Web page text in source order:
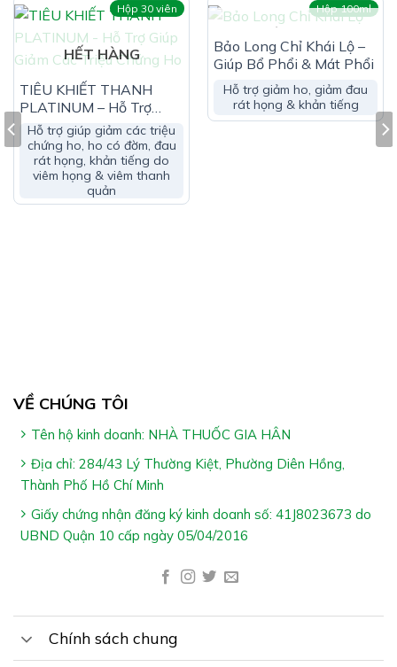
Công Dụng SIRO ONG VÀNG PLUS:
Hỗ trợ giảm ho & giảm đờm
Hỗ trợ giảm đau rát họng khản tiếng do viêm họng &
viêm phế quản
Ai Nên Dùng SIRO ONG VÀNG PLUS:
Hộp 30 viên
HẾT HÀNG
TIÊU KHIẾT THANH
PLATINUM – Hỗ Trợ
Giúp Giảm Các Triệu
Chứng Ho
Hỗ trợ giúp giảm các triệu
chứng ho, ho có đờm, đau
rát họng, khản tiếng do
viêm họng & viêm thanh
quản
Hộp 100ml
HẾT HÀNG
Bảo Long Chỉ Khái Lộ –
Giúp Bổ Phổi & Mát Phổi
Hỗ trợ giảm ho, giảm đau
rát họng & khản tiếng
VỀ CHÚNG TÔI
Tên hộ kinh doanh: NHÀ THUỐC GIA HÂN
Địa chỉ: 284/43 Lý Thường Kiệt, Phường Diên Hồng,
Thành Phố Hồ Chí Minh
Giấy chứng nhận đăng ký kinh doanh số: 41J8023673 do
UBND Quận 10 cấp ngày 05/04/2016
Chính sách chung